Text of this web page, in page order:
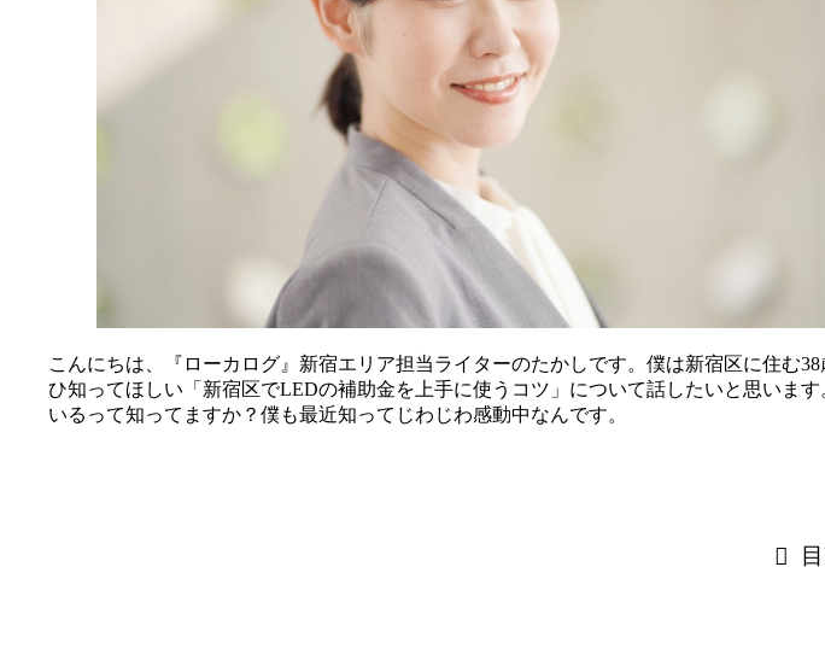
こんにちは、『ローカログ』新宿エリア担当ライターのたかしです。僕は新宿区に住む
ひ知ってほしい「新宿区でLEDの補助金を上手に使うコツ」について話したいと思いま
いるって知ってますか？僕も最近知ってじわじわ感動中なんです。